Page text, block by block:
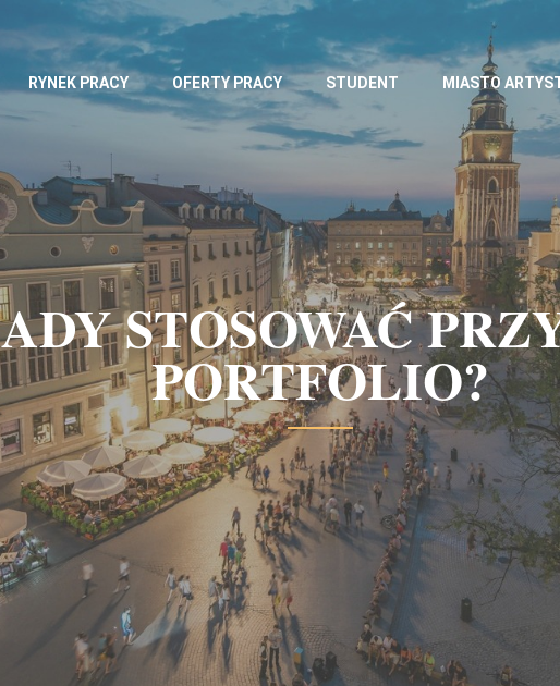
RYNEK PRACY OFERTY PRACY STUDENT MIASTO
STOSOWAĆ
PORTFOLIO?